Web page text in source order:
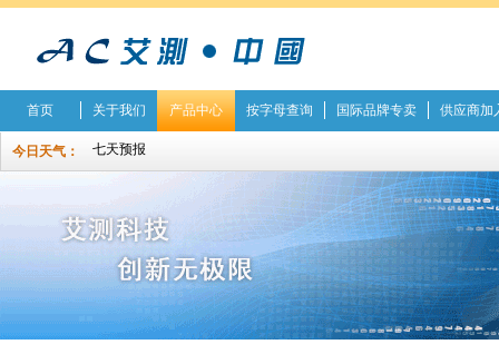
首页 关于我们 产品中心 按字母查询 国际品牌专卖 供应商加
今日天气：